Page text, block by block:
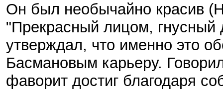
Он был необычайно красив
"Прекрасный лицом,
утверждал, что именно это
Басмановым карьеру.
фаворит достиг благодаря